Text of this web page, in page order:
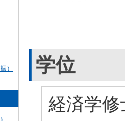
）
学位
経済学